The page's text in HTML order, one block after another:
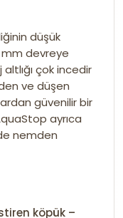
düşük
mm devreye
çok incedir
ve düşen
güvenilir bir
ayrıca
nemden
köpük –